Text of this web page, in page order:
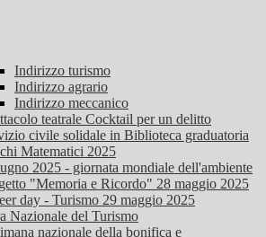
Indirizzo turismo
Indirizzo agrario
Indirizzo meccanico
teatrale Cocktail per un delitto
civile solidale in Biblioteca graduatoria
Matematici 2025
2025 - giornata mondiale dell'ambiente
"Memoria e Ricordo" 28 maggio 2025
day - Turismo 29 maggio 2025
Nazionale del Turismo
nazionale della bonifica e